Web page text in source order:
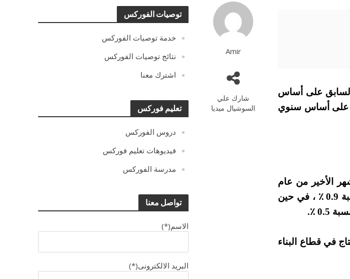
توصيات الفوركس
خدمة توصيات الفوركس
نتائج توصيات الفوركس
اشترك معنا
تعليم فوركس
دروس الفوركس
فيديوهات تعليم فوركس
مدرسة الفوركس
تواصل معنا
الاسم(*)
البريد الالكترونى(*)
Amir
شارك علي
السوشيال ميديا
بنسبة 0.4 ٪ مقارنة بالشهر السابق على أساس
على أساس سنوي
الأخير من عام
2018 بنسبة 0.2 ٪ مقارنة بالشهر السابق. ارتفع إنتاج السلع الرأسمالية بنسبة 0.9 ٪ ، في حين
في قطاع البناء